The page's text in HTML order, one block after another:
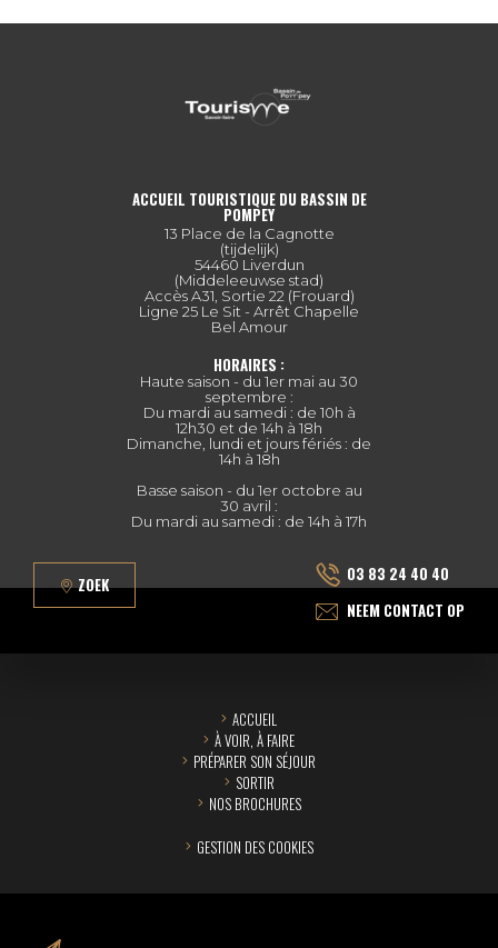
ACCUEIL TOURISTIQUE DU BASSIN DE
POMPEY
13 Place de la Cagnotte
(tijdelijk)
54460 Liverdun
(Middeleeuwse stad)
Accès A31, Sortie 22 (Frouard)
Ligne 25 Le Sit - Arrêt Chapelle
Bel Amour
HORAIRES :
Haute saison - du 1er mai au 30
septembre :
Du mardi au samedi : de 10h à
12h30 et de 14h à 18h
Dimanche, lundi et jours fériés : de
14h à 18h
Basse saison - du 1er octobre au
30 avril :
Du mardi au samedi : de 14h à 17h
ZOEK
03 83 24 40 40
NEEM CONTACT OP
ACCUEIL
À VOIR, À FAIRE
PRÉPARER SON SÉJOUR
SORTIR
NOS BROCHURES
GESTION DES COOKIES